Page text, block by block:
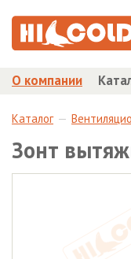
О компании
Каталог
Зонт